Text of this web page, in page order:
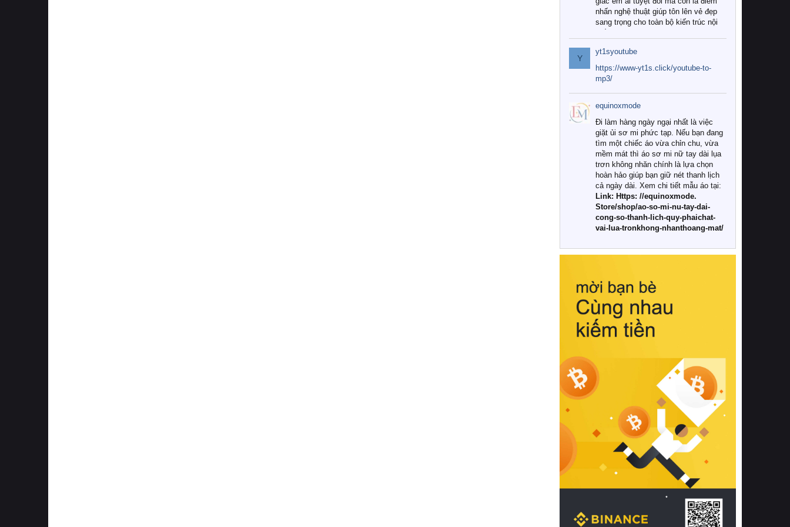
nhấn nghệ thuật giúp tôn lên vẻ đẹp
sang trọng cho toàn bộ kiến trúc nội
Tuy nhiên, giữa thị trường đa dạng
với vô vàn thương hiệu và mẫu mã
như hiện nay, làm thế nào để chọn
được những bộ chăn ga gối đệm cao
cấp thực sự chất lượng, phù hợp với
khí hậu và nhu cầu sử dụng của gia
đình? Hãy cùng chúng tôi đi tìm lời
giải đáp chi tiết qua bài viết dưới đây.
1. Tại sao các gia đình hiện đại lại ưa
chuộng chăn ga gối đệm cao cấp?
Khác với các dòng sản phẩm thông
thường, những bộ chăn ga gối đệm
cao cấp trải qua quy trình sản xuất
nghiêm ngặt từ khâu chọn lọc nguyên
liệu tự nhiên đến công nghệ dệt
nhuộm hiện đại không chứa hóa chất
này, bạn sẽ cảm nhận rõ rệt sự khác
hồi chuẩn xác của phần đệm nâng đỡ
cột sống.
Bên cạnh đó, việc lựa chọn các dòng
sản phẩm đạt chuẩn chất lượng quốc
tế còn giúp ngăn ngừa tình trạng kích
khuẩn và nấm mốc trong điều kiện
thời tiết nóng ẩm. Bạn có thể tìm hiểu
thêm các nghiên cứu khoa học về tác
động của giấc ngủ và môi trường
phòng ngủ đối với sức khỏe con
người tại Sleep Foundation (External
Link) để có cái nhìn toàn diện hơn.
2. Các tiêu chí vàng khi lựa chọn
chăn ga gối đệm cao cấp cho phòng
ngủ
Để sở hữu một bộ chăn ga gối đệm
cao cấp hoàn hảo cả về thẩm mỹ lẫn
công năng, người tiêu dùng cần cân
nhắc kỹ lưỡng các tiêu chí quan trọng
Y
yt1syoutube
https://www-yt1s.click/youtube-to-
mp3/
equinoxmode
Đi làm hàng ngày ngại nhất là việc
giặt ủi sơ mi phức tạp. Nếu bạn đang
tìm một chiếc áo vừa chỉn chu, vừa
mềm mát thì áo sơ mi nữ tay dài lụa
trơn không nhăn chính là lựa chọn
hoàn hảo giúp bạn giữ nét thanh lịch
cả ngày dài. Xem chi tiết mẫu áo tại:
Link: Https: //equinoxmode.
Store/shop/ao-so-mi-nu-tay-dai-
cong-so-thanh-lich-quy-phaichat-
vai-lua-tronkhong-nhanthoang-mat/